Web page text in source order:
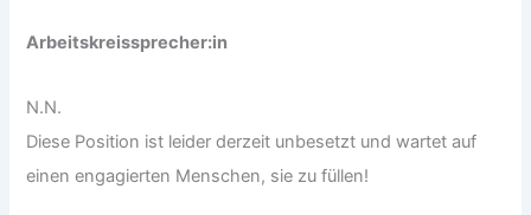
Arbeitskreissprecher:in
N.N.
Diese Position ist leider derzeit unbesetzt und wartet auf
einen engagierten Menschen, sie zu füllen!